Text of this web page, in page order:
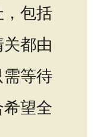
包括
都由
等待
望全